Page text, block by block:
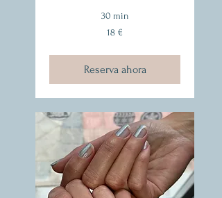
30 min
18 €
Reserva ahora